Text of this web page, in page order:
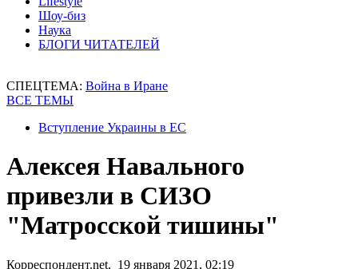
Шоу-биз
Наука
БЛОГИ ЧИТАТЕЛЕЙ
СПЕЦТЕМА: Война в Иране
ВСЕ ТЕМЫ
Вступление Украины в ЕС
Алексея Навального
привезли в СИЗО
"Матросской тишины"
Корреспондент.net, 19 января 2021, 02:19